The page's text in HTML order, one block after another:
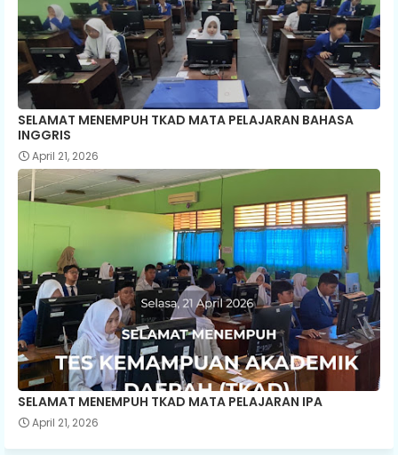
SELAMAT MENEMPUH TKAD MATA PELAJARAN BAHASA
INGGRIS
April 21, 2026
SELAMAT MENEMPUH TKAD MATA PELAJARAN IPA
April 21, 2026